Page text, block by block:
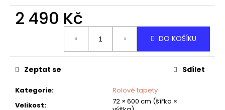
2 490 Kč
DO KOŠÍKU
Kategorie:
Rolové tapety
Velikost:
72 × 600 cm (šířka ×
Zeptat se Sdílet
HLEDAT
o
p
u